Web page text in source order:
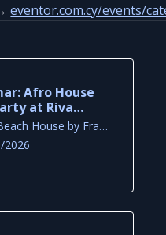
→eventor.com.cy/events/
Afro House
at Riva
Riva Beach House by Frame, Famagusta
2026